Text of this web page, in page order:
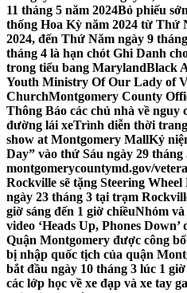
11 tháng 5 năm 2024Bỏ phiếu
thống Hoa Kỳ năm 2024 từ Thứ
2024, đến Thứ Năm ngày 9
tháng 4 là hạn chót Ghi Danh
trong tiểu bang MarylandBlack
Youth Ministry Of Our Lady of
ChurchMontgomery County
Thông Báo các chủ nhà về nguy
đường lái xeTrình diễn thời trang
show at Montgomery MallKỷ
Day” vào thứ Sáu ngày 29
montgomerycountymd.gov/
Rockville sẽ tặng Steering
ngày 23 tháng 3 tại trạm
giờ sáng đến 1 giờ chiềuNhóm
video ‘Heads Up, Phones
Quận Montgomery được công bố
bị nhập quốc tịch của quận
bắt đầu ngày 10 tháng 3 lúc 1
các lớp học về xe đạp và xe tay